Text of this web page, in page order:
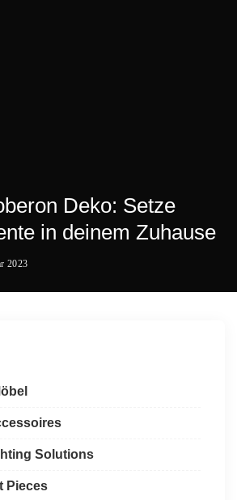
Deko: Setze
in deinem Zuhause
2023
Solutions
Pieces